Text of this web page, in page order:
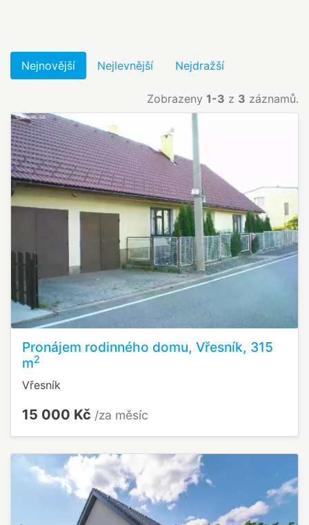
Nejnovější Nejlevnější Nejdražší
Zobrazeny 1-3 z 3 záznamů.
Pronájem rodinného domu, Vřesník, 315
m2
Vřesník
15 000 Kč /za měsíc